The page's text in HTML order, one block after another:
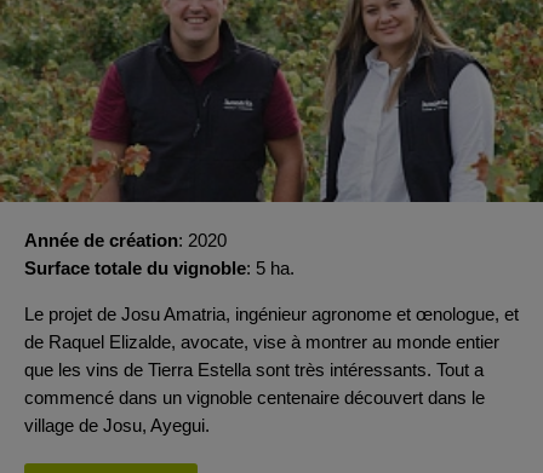
Année de création 2020
Surface totale du vignoble 5 ha.
Le projet de Josu Amatria, ingénieur agronome et œnologue, et
de Raquel Elizalde, avocate, vise à montrer au monde entier
que les vins de Tierra Estella sont très intéressants. Tout a
commencé dans un vignoble centenaire découvert dans le
village de Josu, Ayegui.